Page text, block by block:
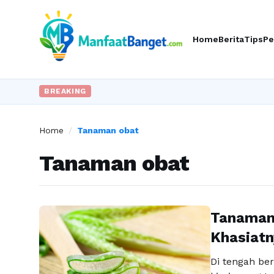
HomeBeritaTips
BREAKING
Home / Tanaman obat
Tanaman obat
Di tengah